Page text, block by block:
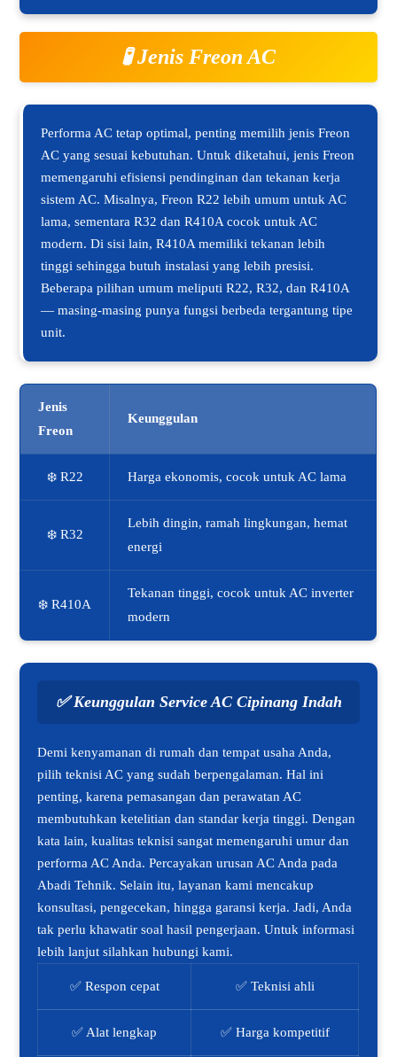
🧪 Jenis Freon AC
Performa AC tetap optimal, penting memilih jenis Freon
AC yang sesuai kebutuhan. Untuk diketahui, jenis Freon
memengaruhi efisiensi pendinginan dan tekanan kerja
sistem AC. Misalnya, Freon R22 lebih umum untuk AC
lama, sementara R32 dan R410A cocok untuk AC
modern. Di sisi lain, R410A memiliki tekanan lebih
tinggi sehingga butuh instalasi yang lebih presisi.
Beberapa pilihan umum meliputi R22, R32, dan R410A
— masing-masing punya fungsi berbeda tergantung tipe
unit.
Jenis
Freon
Keunggulan
❄️ R22 Harga ekonomis, cocok untuk AC lama
❄️ R32
Lebih dingin, ramah lingkungan, hemat
energi
❄️ R410A
Tekanan tinggi, cocok untuk AC inverter
modern
✅Keunggulan Service AC Cipinang Indah
Demi kenyamanan di rumah dan tempat usaha Anda,
pilih teknisi AC yang sudah berpengalaman. Hal ini
penting, karena pemasangan dan perawatan AC
membutuhkan ketelitian dan standar kerja tinggi. Dengan
kata lain, kualitas teknisi sangat memengaruhi umur dan
performa AC Anda. Percayakan urusan AC Anda pada
Abadi Tehnik. Selain itu, layanan kami mencakup
konsultasi, pengecekan, hingga garansi kerja. Jadi, Anda
tak perlu khawatir soal hasil pengerjaan. Untuk informasi
lebih lanjut silahkan hubungi kami.
✅ Respon cepat ✅ Teknisi ahli
✅ Alat lengkap ✅ Harga kompetitif